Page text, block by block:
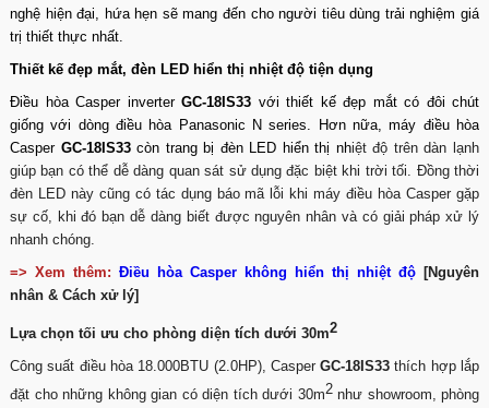
nghệ hiện đại, hứa hẹn sẽ mang đến cho người tiêu dùng trải nghiệm giá
trị thiết thực nhất.
Thiết kế đẹp mắt, đèn LED hiển thị nhiệt độ tiện dụng
Điều hòaCasper inverter GC-18IS33 với thiết kế đẹp mắt có đôi chút
giống với dòng điều hòa Panasonic N series. Hơn nữa, máy điều hòa
Casper GC-18IS33còn trang bị đèn LED hiển thị nhiệt độ trên dàn lạnh
giúp bạn có thể dễ dàng quan sát sử dụng đặc biệt khi trời tối. Đồng thời
đèn LED này cũng có tác dụng báo mã lỗi khi máy điều hòa Casper gặp
sự cố, khi đó bạn dễ dàng biết được nguyên nhân và có giải pháp xử lý
nhanh chóng.
=> Xem thêm: Điều hòa Casper không hiển thị nhiệt độ [Nguyên
nhân & Cách xử lý]
Lựa chọn tối ưu cho phòng diện tích dưới 30m2
Công suất điều hòa 18.000BTU (2.0HP), CasperGC-18IS33 thích hợp lắp
đặt cho những không gian có diện tích dưới 30m2như showroom, phòng